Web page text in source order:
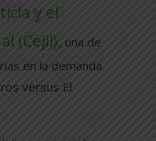
y el
(Cejil), una de
en la demanda
versus El